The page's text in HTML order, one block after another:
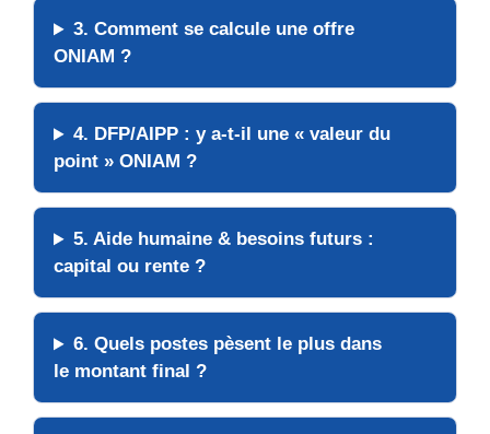
3. Comment se calcule uneoffre
ONIAM ?
4. DFP/AIPP : y a-t-il une « valeur du
point » ONIAM ?
5.Aide humaine & besoins futurs :
capital ou rente ?
6. Quels postes pèsent le plus dans
le montant final ?